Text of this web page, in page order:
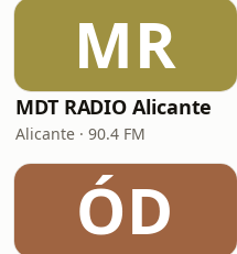
MR
MDT RADIO Alicante
Alicante · 90.4 FM
ÓD